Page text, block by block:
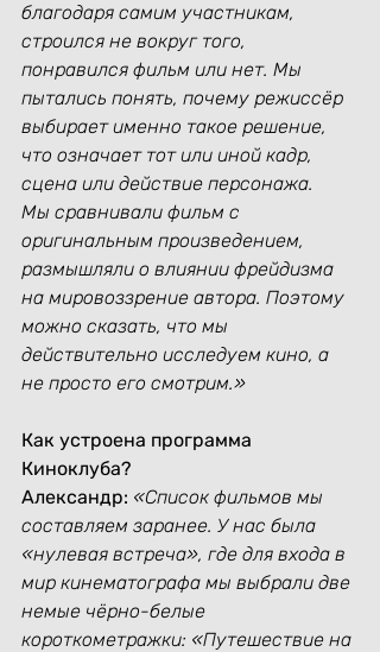
благодаря самим участникам,
строился не вокруг того,
понравился фильм или нет. Мы
пытались понять, почему режиссёр
выбирает именно такое решение,
что означает тот или иной кадр,
сцена или действие персонажа.
Мы сравнивали фильм с
оригинальным произведением,
размышляли о влиянии фрейдизма
на мировоззрение автора. Поэтому
можно сказать, что мы
действительно исследуем кино, а
не просто его смотрим.»
Как устроена программа
Киноклуба?
Александр: «Список фильмов мы
составляем заранее. У нас была
«нулевая встреча», где для входа в
мир кинематографа мы выбрали две
немые чёрно-белые
короткометражки: «Путешествие на